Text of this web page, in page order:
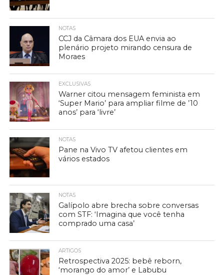
NOTAS
CCJ da Câmara dos EUA envia ao
plenário projeto mirando censura de
Moraes
EXCLUSIVAS
Warner citou mensagem feminista em
‘Super Mario’ para ampliar filme de ’10
anos’ para ‘livre’
NOTAS
Pane na Vivo TV afetou clientes em
vários estados
NOTAS
Galípolo abre brecha sobre conversas
com STF: ‘Imagina que você tenha
comprado uma casa’
ARTIGOS
Retrospectiva 2025: bebê reborn,
‘morango do amor’ e Labubu